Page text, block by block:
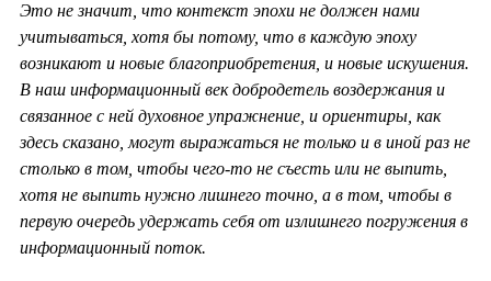
Это не значит, что контекст эпохи не должен нами
учитываться, хотя бы потому, что в каждую эпоху
возникают и новые благоприобретения, и новые искушения.
В наш информационный век добродетель воздержания и
связанное с ней духовное упражнение, и ориентиры, как
здесь сказано, могут выражаться не только и в иной раз не
столько в том, чтобы чего-то не съесть или не выпить,
хотя не выпить нужно лишнего точно, а в том, чтобы в
первую очередь удержать себя от излишнего погружения в
информационный поток.